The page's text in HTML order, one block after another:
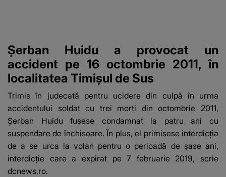
Șerban Huidu a provocat un
accident pe 16 octombrie 2011, în
localitatea Timișul de Sus
Trimis în judecată pentru ucidere din culpă în urma
accidentului soldat cu trei morţi din octombrie 2011,
Șerban Huidu fusese condamnat la patru ani cu
suspendare de închisoare. În plus, el primisese interdicţia
de a se urca la volan pentru o perioadă de şase ani,
interdicție care a expirat pe 7 februarie 2019, scrie
dcnews.ro.